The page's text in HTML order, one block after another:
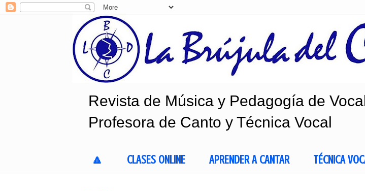
Revista de Música y Pedagogía de
Profesora de Canto y Técnica Vocal
🔼 CLASES ONLINE APRENDER A CANTAR TÉCNICA